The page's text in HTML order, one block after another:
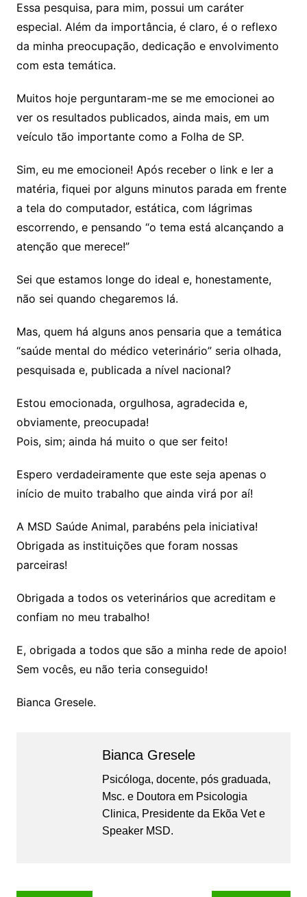
Essa pesquisa, para mim, possui um caráter
especial. Além da importância, é claro, é o reflexo
da minha preocupação, dedicação e envolvimento
com esta temática.
Muitos hoje perguntaram-me se me emocionei ao
ver os resultados publicados, ainda mais, em um
veículo tão importante como a Folha de SP.
Sim, eu me emocionei! Após receber o link e ler a
matéria, fiquei por alguns minutos parada em frente
a tela do computador, estática, com lágrimas
escorrendo, e pensando “o tema está alcançando a
atenção que merece!”
Sei que estamos longe do ideal e, honestamente,
não sei quando chegaremos lá.
Mas, quem há alguns anos pensaria que a temática
“saúde mental do médico veterinário” seria olhada,
pesquisada e, publicada a nível nacional?
Estou emocionada, orgulhosa, agradecida e,
obviamente, preocupada!
Pois, sim; ainda há muito o que ser feito!
Espero verdadeiramente que este seja apenas o
início de muito trabalho que ainda virá por aí!
A MSD Saúde Animal, parabéns pela iniciativa!
Obrigada as instituições que foram nossas
parceiras!
Obrigada a todos os veterinários que acreditam e
confiam no meu trabalho!
E, obrigada a todos que são a minha rede de apoio!
Sem vocês, eu não teria conseguido!
Bianca Gresele.
Bianca Gresele
Psicóloga, docente, pós graduada,
Msc. e Doutora em Psicologia
Clinica, Presidente da Ekõa Vet e
Speaker MSD.